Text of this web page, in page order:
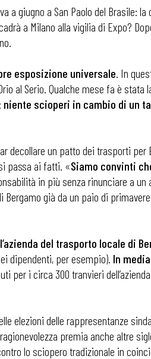
a giugno a San Paolo del Brasile:
a Milano alla vigilia di Expo?
esposizione universale. In
al Serio. Qualche mese fa è stata
niente scioperi in cambio di un
decollare un patto dei trasporti
passa ai fatti. «Siamo convinti
in più senza rinunciare a
già da un paio di
del trasporto locale di
dipendenti, per esempio). In
i circa 300 tranvieri
elezioni delle rappresentanze
premia anche altre
lo sciopero tradizionale in